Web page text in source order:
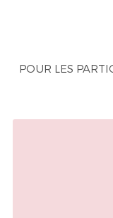
POUR LES